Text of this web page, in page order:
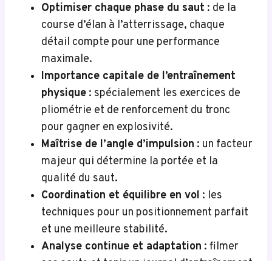
Optimiser chaque phase du saut : de la
course d’élan à l’atterrissage, chaque
détail compte pour une performance
maximale.
Importance capitale de l’entraînement
physique : spécialement les exercices de
pliométrie et de renforcement du tronc
pour gagner en explosivité.
Maîtrise de l’angle d’impulsion : un facteur
majeur qui détermine la portée et la
qualité du saut.
Coordination et équilibre en vol : les
techniques pour un positionnement parfait
et une meilleure stabilité.
Analyse continue et adaptation : filmer